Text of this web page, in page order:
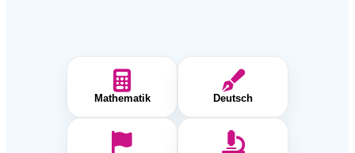
Mathematik Deutsch